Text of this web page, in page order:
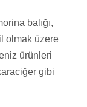
balığı,
olmak üzere
ürünleri
gibi